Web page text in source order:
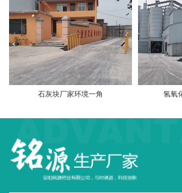
石灰块厂家环境一角 氢氧